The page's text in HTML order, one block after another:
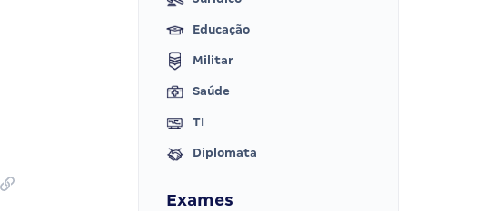
Educação
Militar
Saúde
TI
Diplomata
Exames